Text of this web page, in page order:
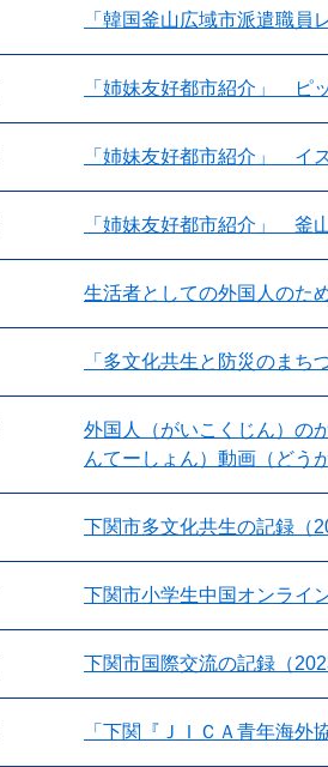
「韓国釜山広域市派遣職員
「姉妹友好都市紹介」 ピ
「姉妹友好都市紹介」 イ
「姉妹友好都市紹介」 釜
生活者としての外国人のた
「多文化共生と防災のまち
外国人（がいこくじん）の
んてーしょん）動画（どう
下関市多文化共生の記録（
下関市小学生中国オンライ
下関市国際交流の記録（
「下関『ＪＩＣＡ青年海外